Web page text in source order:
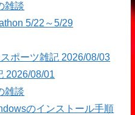
雑談
5/22～5/29
ポーツ雑記 2026/08/03
2026/08/01
雑談
のインストール手順